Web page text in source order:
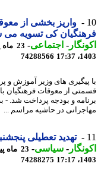
واریز بخشی از
کی تسویه می
-اجتماعی-
74288566
های وزیر آموزش و
از معوقات فرهنگیان با
و بودجه پرداخت شد. - به
در حاشیه مراسم ...
تهدید تعطیلی پنجشنبه
-سیاسی-
74288275